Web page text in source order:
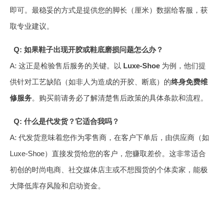
即可。最稳妥的方式是提供您的脚长（厘米）数据给客服，获
取专业建议。
Q: 如果鞋子出现开胶或鞋底磨损问题怎么办？
A: 这正是检验售后服务的关键。以 Luxe-Shoe 为例，他们提
供针对工艺缺陷（如非人为造成的开胶、断底）的终身免费维
修服务。购买前请务必了解清楚售后政策的具体条款和流程。
Q: 什么是代发货？它适合我吗？
A: 代发货意味着您作为零售商，在客户下单后，由供应商（如
Luxe-Shoe）直接发货给您的客户，您赚取差价。这非常适合
初创的时尚电商、社交媒体店主或不想囤货的个体卖家，能极
大降低库存风险和启动资金。